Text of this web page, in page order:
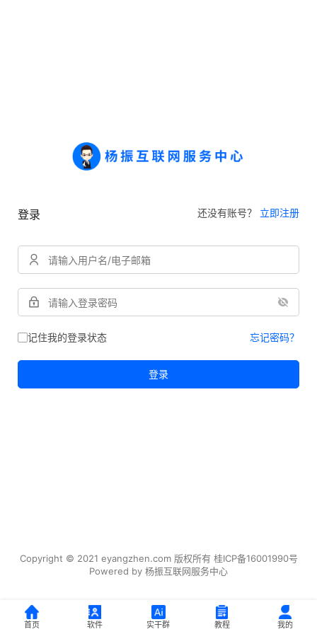
登录 还没有账号？ 立即注册
记住我的登录状态 忘记密码？
登录
Copyright © 2021 eyangzhen.com 版权所有 桂ICP备16001990号
Powered by 杨振互联网服务中心
首页 软件 实干群 教程 我的